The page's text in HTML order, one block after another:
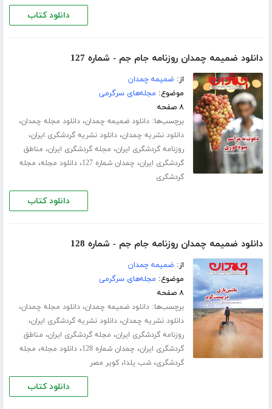
دانلود کتاب
دانلود ضمیمه چمدان روزنامه جام جم - شماره 127
از: ضمیمه چمدان
موضوع: مجله‌های سرگرمی
۸ صفحه
برچسب‌ها:دانلود ضمیمه چمدان،دانلود مجله چمدان،
دانلود نشریه چمدان،دانلود نشریه گردشگری ایران،
روزنامه گردشگری ایران، مجله گردشگری ایران، مناطق
گردشگری ایران، چمدان شماره 127 ،دانلود مجله، مجله
گردشگری
دانلود کتاب
دانلود ضمیمه چمدان روزنامه جام جم - شماره 128
از: ضمیمه چمدان
موضوع: مجله‌های سرگرمی
۸ صفحه
برچسب‌ها:دانلود ضمیمه چمدان،دانلود مجله چمدان،
دانلود نشریه چمدان،دانلود نشریه گردشگری ایران،
روزنامه گردشگری ایران، مجله گردشگری ایران، مناطق
گردشگری ایران، چمدان شماره 128 ،دانلود مجله، مجله
گردشگری،شب یلدا،کویر مصر
دانلود کتاب